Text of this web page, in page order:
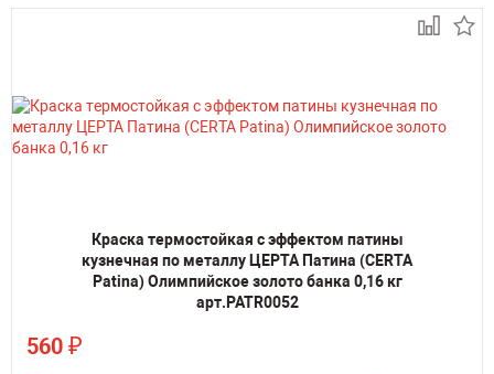
Краска термостойкая с эффектом патины
кузнечная по металлу ЦЕРТА Патина (CERTA
Patina) Олимпийское золото банка 0,16 кг
арт.PATR0052
560 ₽